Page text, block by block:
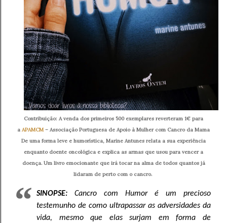
Contribuição: A venda dos primeiros 500 exemplares reverteram 1€ para
a APAMCM– Associação Portuguesa de Apoio à Mulher com Cancro da Mama
De uma forma leve e humorística, Marine Antunes relata a sua experiência
enquanto doente oncológica e explica as armas que usou para vencer a
doença. Um livro emocionante que irá tocar na alma de todos quantos já
lidaram de perto com o cancro.
SINOPSE: Cancro com Humor é um precioso
testemunho de como ultrapassar as adversidades da
vida, mesmo que elas surjam em forma de